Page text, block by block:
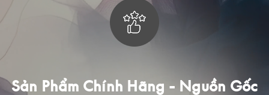
Trải Nghiệm Mua Sắm Đẳng Cấp